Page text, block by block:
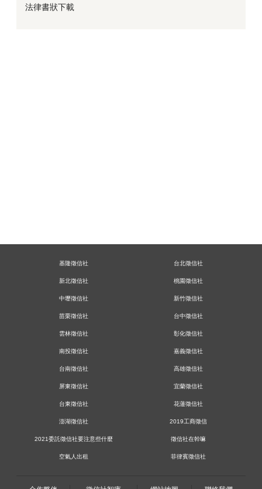
法律書狀下載
基隆徵信社 台北徵信社
新北徵信社 桃園徵信社
中壢徵信社 新竹徵信社
苗栗徵信社 台中徵信社
雲林徵信社 彰化徵信社
南投徵信社 嘉義徵信社
台南徵信社 高雄徵信社
屏東徵信社 宜蘭徵信社
台東徵信社 花蓮徵信社
澎湖徵信社 2019工商徵信
2021委託徵信社要注意些什麼 徵信社在幹嘛
空氣人出租 菲律賓徵信社